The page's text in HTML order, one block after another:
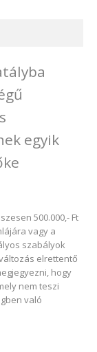
egyik
500.000,- Ft
vagy a
szabályok
elrettentő
hogy
nem teszi
való